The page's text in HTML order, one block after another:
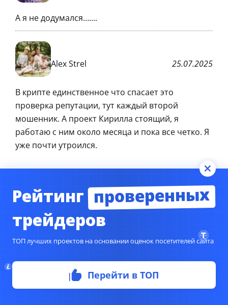
А я не додумался…….
Alex Strel 25.07.2025
В крипте единственное что спасает это
проверка репутации, тут каждый второй
мошенник. А проект Кирилла стоящий, я
работаю с ним около месяца и пока все четко. Я
уже почти утроился.
Оставьте Ваш отзыв о работе с Byb
it Pro Official Channel
Ваша общая оценка
Рейтинг проверенных
трейдеров
ТОП лучших проектов на основании оценок посетителей сайта
Перейти в ТОП